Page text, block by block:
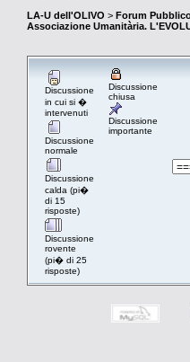
LA-U dell'OLIVO > Forum
Associazione Umanitària.
Discussione
in cui si �
intervenuti
Discussione
normale
Discussione
calda (pi�
di 15
risposte)
Discussione
rovente
(pi� di 25
risposte)
Discussione
chiusa
Discussione
importante